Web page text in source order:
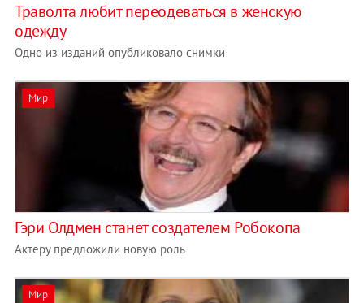
Траволта любит переодеваться в женскую
одежду
Одно из изданий опубликовало снимки
Мир
Гэри Олдмен станет создателем Робокопа
Актеру предложили новую роль
Мир